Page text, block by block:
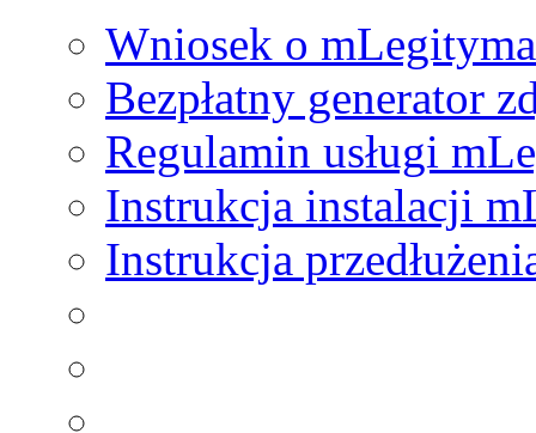
Wniosek o
Bezpłatny generator
Regulamin usługi
Instrukcja instalacji
Instrukcja